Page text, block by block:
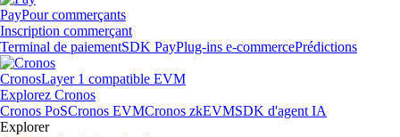
PayPour commerçants
Inscription commerçant
Terminal de paiementSDK PayPlug-ins e-commercePrédictions
CronosLayer 1 compatible EVM
Explorez Cronos
Cronos PoSCronos EVMCronos zkEVMSDK d'agent IA
Explorer